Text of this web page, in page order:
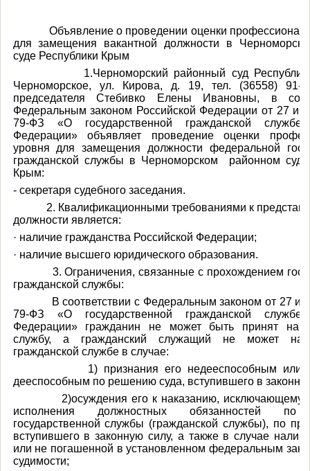
Объявление о проведении оценки
для замещения вакантной должности в
суде Республики Крым
1.Черноморский районный суд Республики
Черноморское, ул. Кирова, д. 19, тел. (36558) 91-
председателя Стебивко Елены Ивановны, в
Федеральным законом Российской Федерации от 27
79-ФЗ «О государственной гражданской службе
Федерации» объявляет проведение оценки
уровня для замещения должности федеральной
гражданской службы в Черноморском районном суде
Крым:
- секретаря судебного заседания.
2. Квалификационными требованиями к
должности является:
· наличие гражданства Российской Федерации;
· наличие высшего юридического образования.
3. Ограничения, связанные с прохождением
гражданской службы:
В соответствии с Федеральным законом от 27
79-ФЗ «О государственной гражданской службе
Федерации» гражданин не может быть принят на
службу, а гражданский служащий не может
гражданской службе в случае:
1) признания его недееспособным или
дееспособным по решению суда, вступившего в
2)осуждения его к наказанию, исключающему
исполнения должностных обязанностей по
государственной службы (гражданской службы), по
вступившего в законную силу, а также в случае
или не погашенной в установленном федеральным
судимости;